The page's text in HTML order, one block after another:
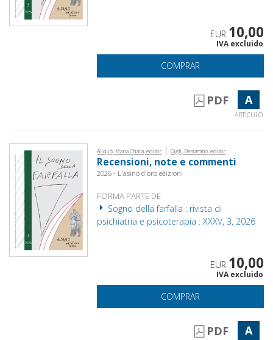
EUR 10,00
IVA excluido
COMPRAR
PDF A
ARTÍCULO
Aliquò, Maria Chiara, editor | Gigli, Beniamino, editor
Recensioni, note e commenti
2026 - L'asino d'oro edizioni
FORMA PARTE DE
Sogno della farfalla : rivista di
psichiatria e psicoterapia : XXXV, 3, 2026
EUR 10,00
IVA excluido
COMPRAR
PDF A